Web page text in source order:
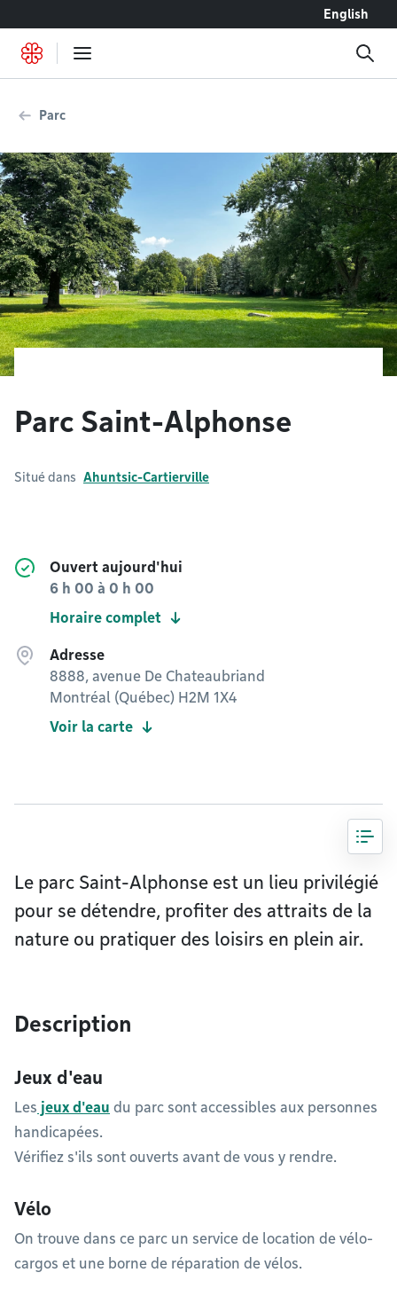
English
Parc
Parc Saint-Alphonse
Situé dans Ahuntsic-Cartierville
Ouvert aujourd'hui
6 h 00 à 0 h 00
Horaire complet
Adresse
8888, avenue De Chateaubriand
Montréal (Québec) H2M 1X4
Voir la carte
Le parc Saint-Alphonse est un lieu privilégié
pour se détendre, profiter des attraits de la
nature ou pratiquer des loisirs en plein air.
Description
Jeux d'eau
Les jeux d'eau du parc sont accessibles aux personnes
handicapées.
Vérifiez s'ils sont ouverts avant de vous y rendre.
Vélo
On trouve dans ce parc un service de location de vélo-
cargos et une borne de réparation de vélos.